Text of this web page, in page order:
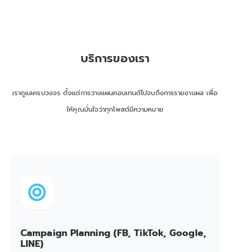
บริการของเรา
เราดูแลครบวงจร ตั้งแต่การวางแผนคอนเทนต์ไปจนถึงการรายงานผล เพื่อ
ให้คุณมั่นใจว่าทุกโพสต์มีความหมาย
Campaign Planning (FB, TikTok, Google,
LINE)